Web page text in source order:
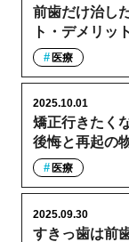
前歯だけ治し
ト・デメリット
医療
矯正行きたく
後悔と再起の
2025.10.01
医療
すきっ歯は前
2025.09.30